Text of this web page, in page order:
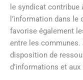
le syndicat
l’information dans le
favorise également
entre les
disposition de
d’informations et